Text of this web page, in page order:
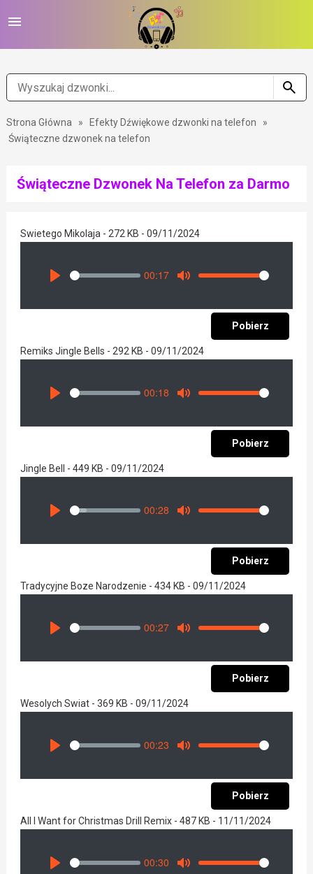
Strona Główna » Efekty Dźwiękowe dzwonki na telefon
»
Świąteczne dzwonek na telefon
Świąteczne Dzwonek Na Telefon za Darmo
Swietego Mikolaja - 272 KB - 09/11/2024
Seek
00:17
Volume
Pobierz
Remiks Jingle Bells - 292 KB - 09/11/2024
Seek
00:18
Volume
Pobierz
Jingle Bell - 449 KB - 09/11/2024
Seek
00:28
Volume
Pobierz
Tradycyjne Boze Narodzenie - 434 KB - 09/11/2024
Seek
00:27
Volume
Pobierz
Wesolych Swiat - 369 KB - 09/11/2024
Seek
00:23
Volume
Pobierz
All I Want for Christmas Drill Remix - 487 KB - 11/11/2024
Seek
00:30
Volume